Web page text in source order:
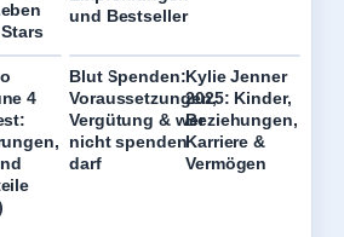
und Bestseller
4
Blut Spenden:
Voraussetzungen,
Vergütung & wer
nicht spenden
darf
Kylie Jenner
2025: Kinder,
Beziehungen,
Karriere &
Vermögen